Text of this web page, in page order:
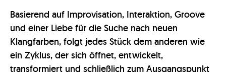
Basierend auf Improvisation, Interaktion, Groove
und einer Liebe für die Suche nach neuen
Klangfarben, folgt jedes Stück dem anderen wie
ein Zyklus, der sich öffnet, entwickelt,
transformiert und schließlich zum Ausgangspunkt